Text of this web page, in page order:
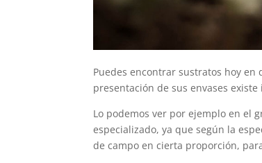
Puedes encontrar sustratos hoy
presentación de sus envases
Lo podemos ver por ejemplo en el
especializado, ya que según la
de campo en cierta proporción,